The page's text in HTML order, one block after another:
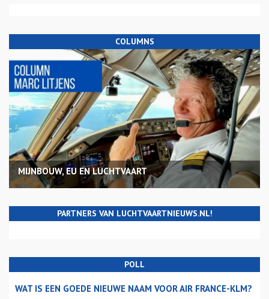
COLUMNS
MIJNBOUW, EU EN LUCHTVAART
PARTNERS VAN LUCHTVAARTNIEUWS.NL!
POLL
WAT IS EEN GOEDE NIEUWE NAAM VOOR AIR FRANCE-KLM?